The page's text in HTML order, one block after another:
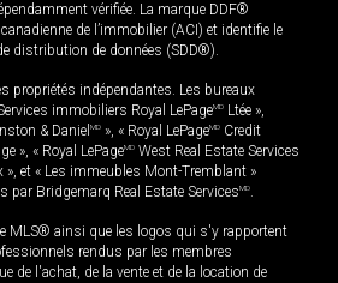
vérifiée. La marque DDF®
de l’immobilier (ACI) et identifie le
distribution de données (SDD®).
propriétés indépendantes. Les bureaux
immobiliers Royal LePageMD Ltée »,
& Daniel MD », « Royal LePageMD Credit
», « Royal LePageMD West Real Estate Services
», et « Les immeubles Mont-Tremblant »
par Bridgemarq Real Estate ServicesMD.
MLS® ainsi que les logos qui s'y rapportent
rendus par les membres
de l'achat, de la vente et de la location de